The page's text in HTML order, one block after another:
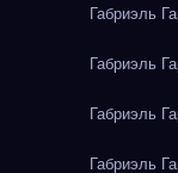
Габриэль
Габриэль
Габриэль
Габриэль